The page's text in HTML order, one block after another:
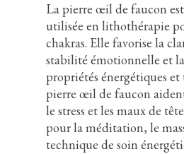
La pierre œil de faucon
utilisée en lithothérapie
chakras. Elle favorise la
stabilité émotionnelle et
propriétés énergétiques
pierre œil de faucon
le stress et les maux de
pour la méditation, le
technique de soin